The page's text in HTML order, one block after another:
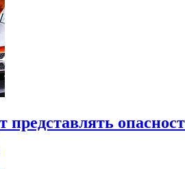
представлять